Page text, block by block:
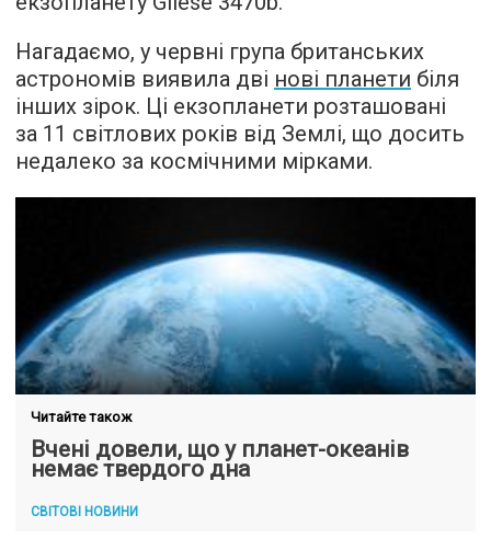
Нагадаємо, у червні група британських
астрономів виявила дві нові планети біля
інших зірок. Ці екзопланети розташовані
за 11 світлових років від Землі, що досить
недалеко за космічними мірками.
Читайте також
Вчені довели, що у планет-океанів
немає твердого дна
СВІТОВІ НОВИНИ